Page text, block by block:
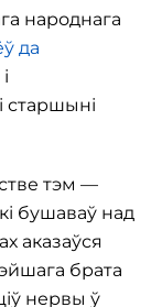
народнага
да
старшыні
тэм —
бушаваў над
аказаўся
брата
нервы ў